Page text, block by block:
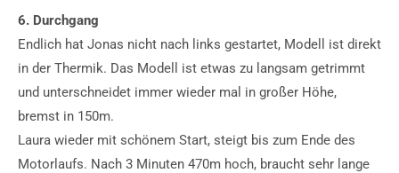
6. Durchgang
Endlich hat Jonas nicht nach links gestartet, Modell ist direkt
in der Thermik. Das Modell ist etwas zu langsam getrimmt
und unterschneidet immer wieder mal in großer Höhe,
bremst in 150m.
Laura wieder mit schönem Start, steigt bis zum Ende des
Motorlaufs. Nach 3 Minuten 470m hoch, braucht sehr lange